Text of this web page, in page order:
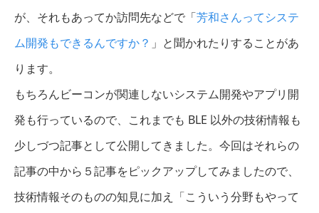
が、それもあってか訪問先などで「芳和さんってシステ
ム開発もできるんですか？ 」と聞かれたりすることがあ
ります。
もちろんビーコンが関連しないシステム開発やアプリ開
発も行っているので、これまでも BLE 以外の技術情報も
少しづつ記事として公開してきました。今回はそれらの
記事の中から５記事をピックアップしてみましたので、
技術情報そのものの知見に加え「こういう分野もやって